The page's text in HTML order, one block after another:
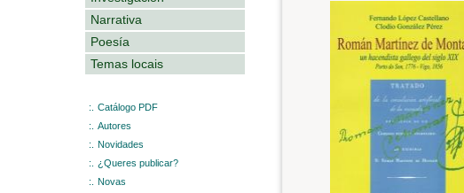
Narrativa
Poesía
Temas locais
:.
Catálogo PDF
:.
Autores
:.
Novidades
:.
¿Queres publicar?
:.
Novas